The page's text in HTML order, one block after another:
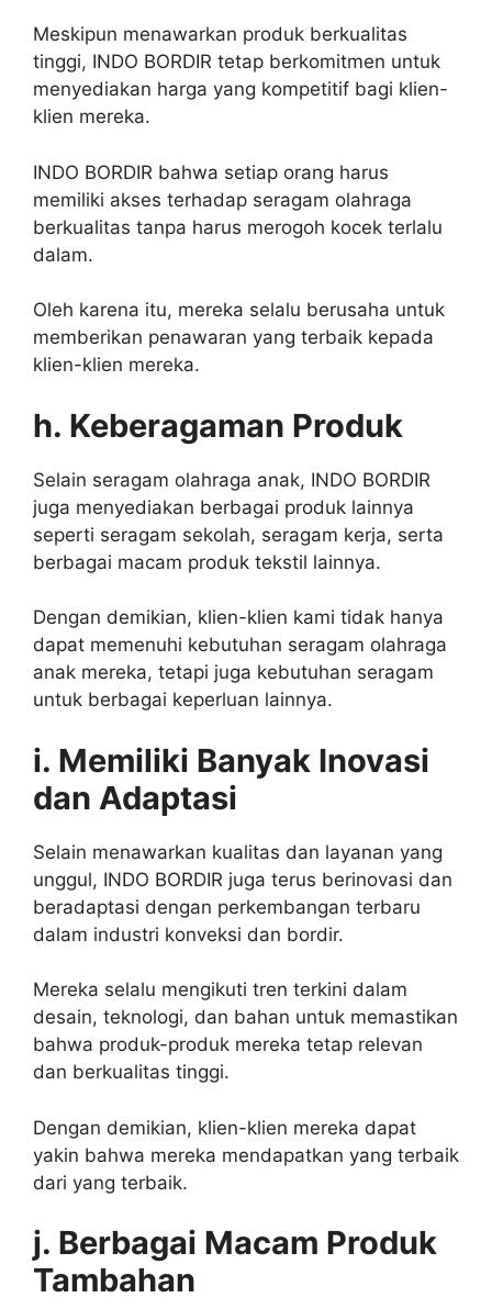
Meskipun menawarkan produk berkualitas
tinggi, INDO BORDIR tetap berkomitmen untuk
menyediakan harga yang kompetitif bagi klien-
klien mereka.
INDO BORDIR bahwa setiap orang harus
memiliki akses terhadap seragam olahraga
berkualitas tanpa harus merogoh kocek terlalu
dalam.
Oleh karena itu, mereka selalu berusaha untuk
memberikan penawaran yang terbaik kepada
klien-klien mereka.
h. Keberagaman Produk
Selain seragam olahraga anak, INDO BORDIR
juga menyediakan berbagai produk lainnya
seperti seragam sekolah, seragam kerja, serta
berbagai macam produk tekstil lainnya.
Dengan demikian, klien-klien kami tidak hanya
dapat memenuhi kebutuhan seragam olahraga
anak mereka, tetapi juga kebutuhan seragam
untuk berbagai keperluan lainnya.
i. Memiliki Banyak Inovasi
dan Adaptasi
Selain menawarkan kualitas dan layanan yang
unggul, INDO BORDIR juga terus berinovasi dan
beradaptasi dengan perkembangan terbaru
dalam industri konveksi dan bordir.
Mereka selalu mengikuti tren terkini dalam
desain, teknologi, dan bahan untuk memastikan
bahwa produk-produk mereka tetap relevan
dan berkualitas tinggi.
Dengan demikian, klien-klien mereka dapat
yakin bahwa mereka mendapatkan yang terbaik
dari yang terbaik.
j. Berbagai Macam Produk
Tambahan